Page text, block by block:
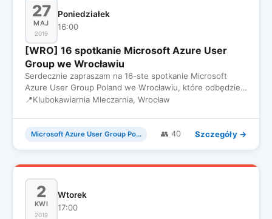
27
MAJ
2019
Poniedziałek
16:00
[WRO] 16 spotkanie Microsoft Azure User
Group we Wrocławiu
Serdecznie zapraszam na 16-ste spotkanie Microsoft
Azure User Group Poland we Wrocławiu, które odbędzie
się 27 Maja w Po…
📍Klubokawiarnia Mleczarnia, Wrocław
Microsoft Azure User Group Poland 👥 40 Szczegóły →
2
KWI
2019
Wtorek
17:00